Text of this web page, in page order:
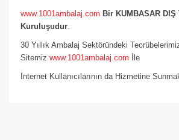
www.1001ambalaj.com Bir KUMBASAR DIŞ
Kuruluşudur
30 Yıllık Ambalaj Sektöründeki
Sitemiz www.1001ambalaj.com İle
İnternet Kullanıcılarının da Hizmetine